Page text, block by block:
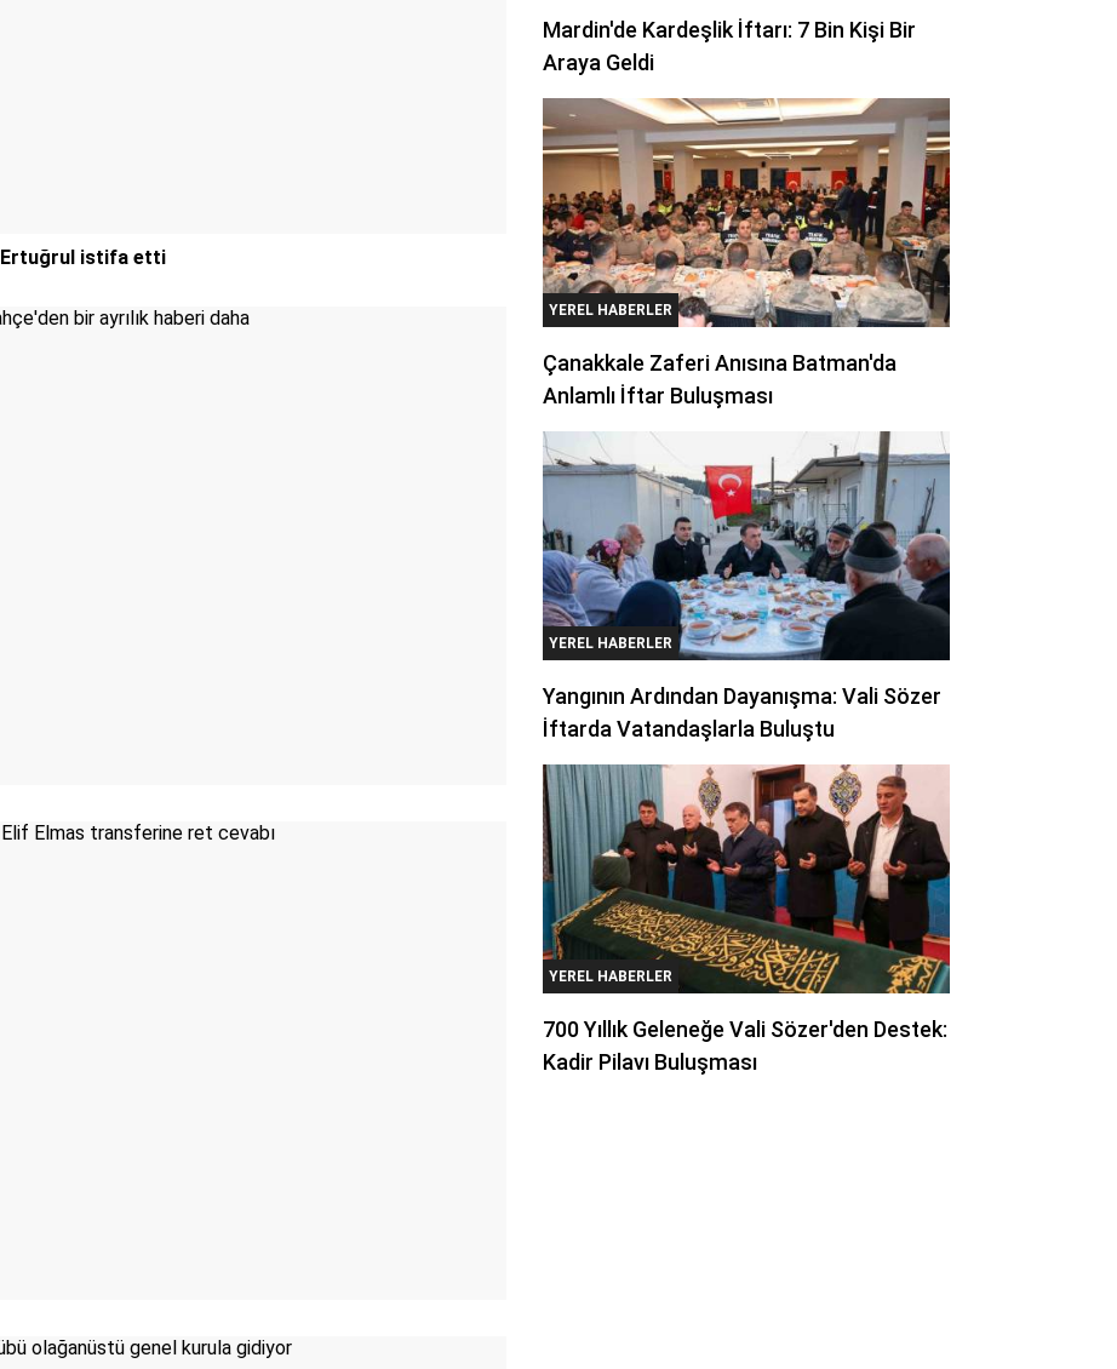
Ertuğrul istifa etti
Mardin'de Kardeşlik İftarı: 7 Bin Kişi Bir
Araya Geldi
YEREL HABERLER
Çanakkale Zaferi Anısına Batman'da
Anlamlı İftar Buluşması
YEREL HABERLER
Yangının Ardından Dayanışma: Vali Sözer
İftarda Vatandaşlarla Buluştu
YEREL HABERLER
700 Yıllık Geleneğe Vali Sözer'den Destek:
Kadir Pilavı Buluşması